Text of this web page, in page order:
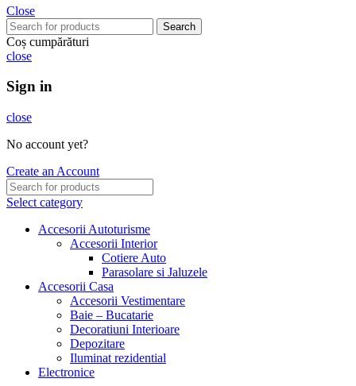
Close
Search
Coș cumpărături
close
Sign in
close
No account yet?
Create an Account
Select category
Accesorii Autoturisme
Accesorii Interior
Cotiere Auto
Parasolare si Jaluzele
Accesorii Casa
Accesorii Vestimentare
Baie – Bucatarie
Decoratiuni Interioare
Depozitare
Iluminat rezidential
Electronice